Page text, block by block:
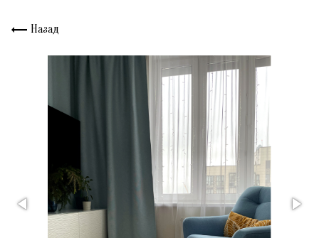
Назад